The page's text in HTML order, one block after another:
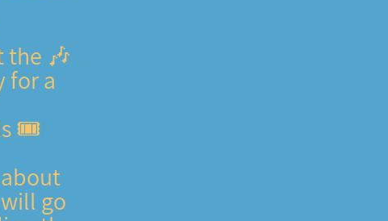
the
for a
🎟️ Cost? Click on RSVP for more details
go